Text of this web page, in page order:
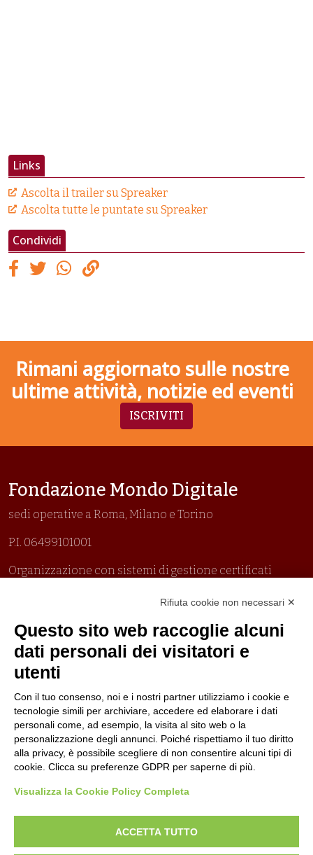
Links
Ascolta il trailer su Spreaker
Ascolta tutte le puntate su Spreaker
Condividi
Rimani aggiornato sulle nostre
ultime attività, notizie ed eventi
ISCRIVITI
Fondazione Mondo Digitale
sedi operative a Roma, Milano e Torino
P.I. 06499101001
Organizzazione con sistemi di gestione certificati
Politica per la parità di genere
Politica antibullismo
Piè di pagina
Contatti
Lavora con noi
Amministrazione
Seguici su
Rifiuta cookie non necessari ✕
Questo sito web raccoglie alcuni
dati personali dei visitatori e
utenti
Con il tuo consenso, noi e i nostri partner utilizziamo i cookie e
tecnologie simili per archiviare, accedere ed elaborare i dati
personali come, ad esempio, la visita al sito web o la
personalizzazione degli annunci. Poiché rispettiamo il tuo diritto
alla privacy, è possibile scegliere di non consentire alcuni tipi di
cookie. Clicca su preferenze GDPR per saperne di più.
Visualizza la Cookie Policy Completa
ACCETTA TUTTO